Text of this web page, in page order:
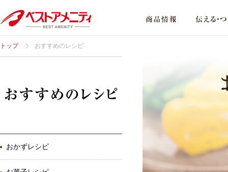
トップ おすすめのレシピ
おかずレシピ